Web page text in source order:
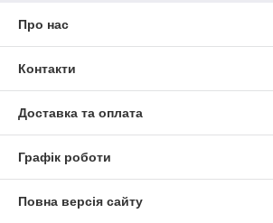
Про нас
Контакти
Доставка та оплата
Графік роботи
Повна версія сайту